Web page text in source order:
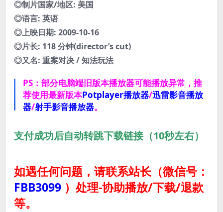
◎制片国家/地区: 美国
◎语言: 英语
◎上映日期: 2009-10-16
◎片长: 118 分钟(director’s cut)
◎又名: 重案对决 / 知法玩法
PS：部分电脑端旧版本播放器可能播放异常，推
荐使用最新版本Potplayer播放器/迅雷影音播放
器/射手影音播放器。
支付成功后自动转跳下载链接（10秒左右）
如遇任何问题，请联系站长（微信号：
FBB3099 ） 处理-协助播放/下载/退款
等。